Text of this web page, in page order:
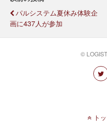
パルシステム夏休み体験企
画に437人が参加
©
ト